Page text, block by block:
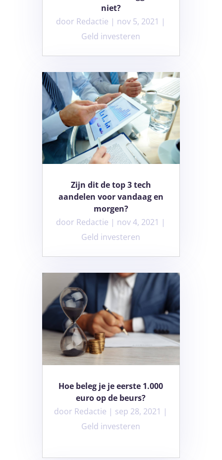
niet?
door Redactie | nov 5, 2021 |
Geld investeren
Zijn dit de top 3 tech
aandelen voor vandaag en
morgen?
door Redactie | nov 4, 2021 |
Geld investeren
Hoe beleg je je eerste 1.000
euro op de beurs?
door Redactie | sep 28, 2021 |
Geld investeren